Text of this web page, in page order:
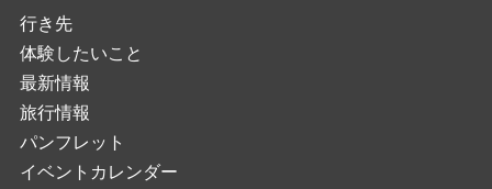
行き先
体験したいこと
最新情報
旅行情報
パンフレット
イベントカレンダー